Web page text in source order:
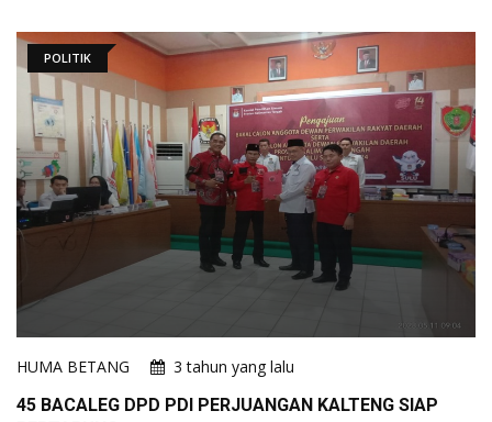
POLITIK
HUMA BETANG
3 tahun yang lalu
45 BACALEG DPD PDI PERJUANGAN KALTENG SIAP